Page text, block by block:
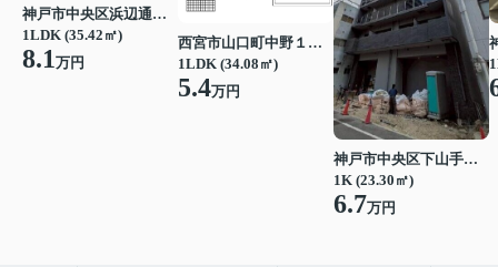
神戸市中央区浜辺通３丁目
1LDK (35.42㎡)
8.1万円
西宮市山口町中野１丁目
1LDK (34.08㎡)
5.4万円
神戸市中央区下山手通７丁目
1K (23.30㎡)
6.7万円